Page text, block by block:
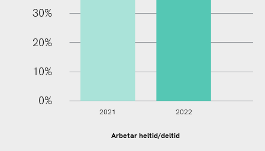
30%
20%
10%
0%
Arbetar heltid/deltid
2021 2022